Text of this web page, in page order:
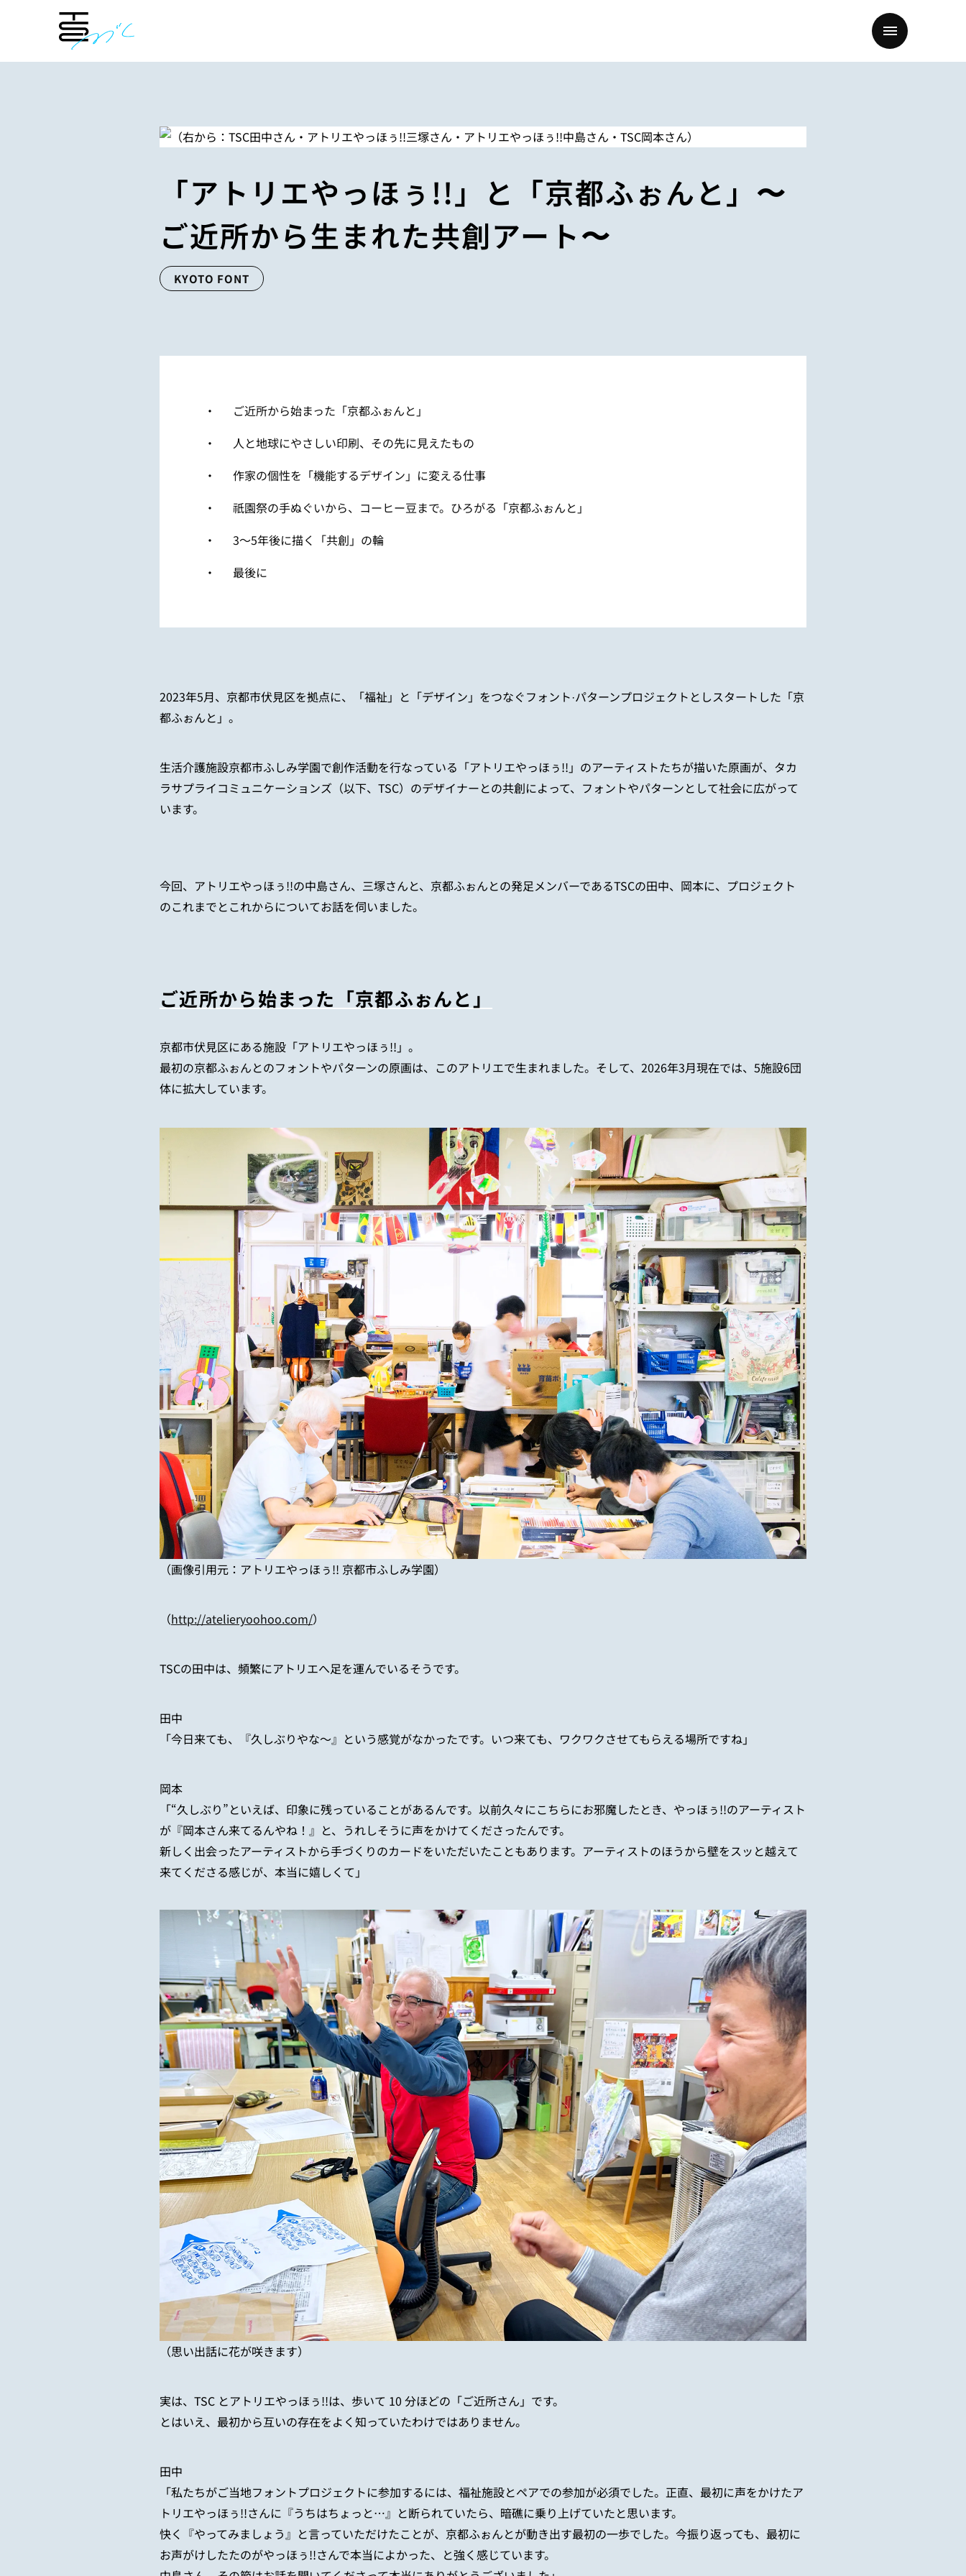
「アトリエやっほぅ!!」と「京都ふぉんと」〜
ご近所から生まれた共創アート〜
KYOTO FONT
INDEX
ご近所から始まった「京都ふぉんと」
人と地球にやさしい印刷、その先に見えたもの
作家の個性を「機能するデザイン」に変える仕事
祇園祭の手ぬぐいから、コーヒー豆まで。ひろがる「京都ふぉんと」
3～5年後に描く「共創」の輪
最後に
2023年5月、京都市伏見区を拠点に、「福祉」と「デザイン」をつなぐフォント·パターンプロジェクトとしスタートした「京
都ふぉんと」。
生活介護施設京都市ふしみ学園で創作活動を行なっている「アトリエやっほぅ!! 」のアーティストたちが描いた原画が、タカ
ラサプライコミュニケーションズ（以下、 TSC）のデザイナーとの共創によって、フォントやパターンとして社会に広がって
います。
今回、アトリエやっほぅ!!の中島さん、三塚さんと、京都ふぉんとの発足メンバーであるTSCの田中、岡本に、プロジェクト
のこれまでとこれからについてお話を伺いました。
ご近所から始まった「京都ふぉんと」
京都市伏見区にある施設「アトリエやっほぅ!! 」。
最初の京都ふぉんとのフォントやパターンの原画は、このアトリエで生まれました。そして、 2026年3月現在では、 5施設6団
体に拡大しています。
（画像引用元：アトリエやっほぅ!! 京都市ふしみ学園）
（http://atelieryoohoo.com/）
TSCの田中は、頻繁にアトリエへ足を運んでいるそうです。
田中
「今日来ても、『久しぶりやな～』という感覚がなかったです。いつ来ても、ワクワクさせてもらえる場所ですね」
岡本
「“久しぶり”といえば、印象に残っていることがあるんです。以前久々にこちらにお邪魔したとき、やっほぅ!!のアーティスト
が『岡本さん来てるんやね！』と、うれしそうに声をかけてくださったんです。
新しく出会ったアーティストから手づくりのカードをいただいたこともあります。アーティストのほうから壁をスッと越えて
来てくださる感じが、本当に嬉しくて」
（思い出話に花が咲きます）
実は、 TSC とアトリエやっほぅ!!は、歩いて 10 分ほどの「ご近所さん」です。
とはいえ、最初から互いの存在をよく知っていたわけではありません。
田中
「私たちがご当地フォントプロジェクトに参加するには、福祉施設とペアでの参加が必須でした。正直、最初に声をかけたア
トリエやっほぅ!!さんに『うちはちょっと…』と断られていたら、暗礁に乗り上げていたと思います。
快く『やってみましょう』と言っていただけたことが、京都ふぉんとが動き出す最初の一歩でした。今振り返っても、最初に
お声がけしたたのがやっほぅ!!さんで本当によかった、と強く感じています。